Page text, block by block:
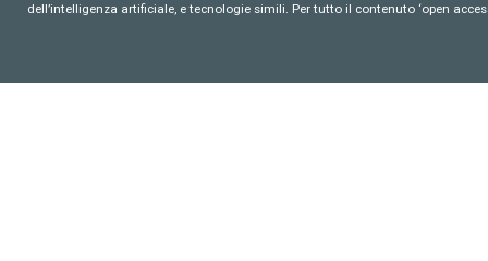
dell’intelligenza artificiale, e tecnologie simili. Per tutto il contenuto ‘open